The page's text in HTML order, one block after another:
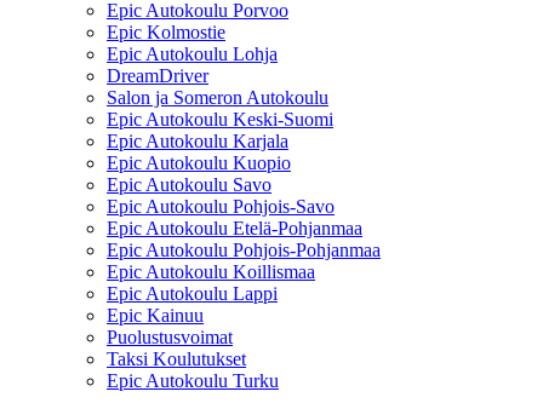
Epic Autokoulu Porvoo
Epic Kolmostie
Epic Autokoulu Lohja
DreamDriver
Salon ja Someron Autokoulu
Epic Autokoulu Keski-Suomi
Epic Autokoulu Karjala
Epic Autokoulu Kuopio
Epic Autokoulu Savo
Epic Autokoulu Pohjois-Savo
Epic Autokoulu Etelä-Pohjanmaa
Epic Autokoulu Pohjois-Pohjanmaa
Epic Autokoulu Koillismaa
Epic Autokoulu Lappi
Epic Kainuu
Puolustusvoimat
Taksi Koulutukset
Epic Autokoulu Turku